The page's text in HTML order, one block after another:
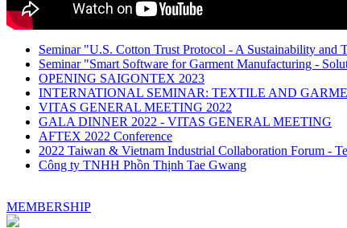
Seminar "U.S. Cotton Trust Protocol - A Sustainability and
Seminar "Smart Software for Garment Manufacturing -
OPENING SAIGONTEX 2023
INTERNATIONAL SEMINAR: TEXTILE AND
VITAS GENERAL MEETING 2022
GALA DINNER 2022 - VITAS GENERAL MEETING
AFTEX 2022 Conference
2022 Taiwan & Vietnam Industrial Collaboration Forum -
Công ty TNHH Phồn Thịnh Tae Gwang
MEMBERSHIP